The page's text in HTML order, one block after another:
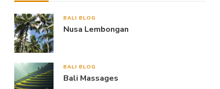
BALI BLOG
Nusa Lembongan
BALI BLOG
Bali Massages